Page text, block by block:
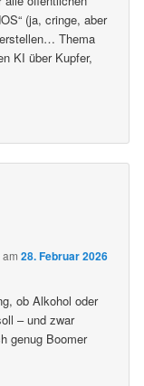
(ja, cringe, aber
Thema
KI über Kupfer,
am28. Februar 2026
ob Alkohol oder
– und zwar
genug Boomer